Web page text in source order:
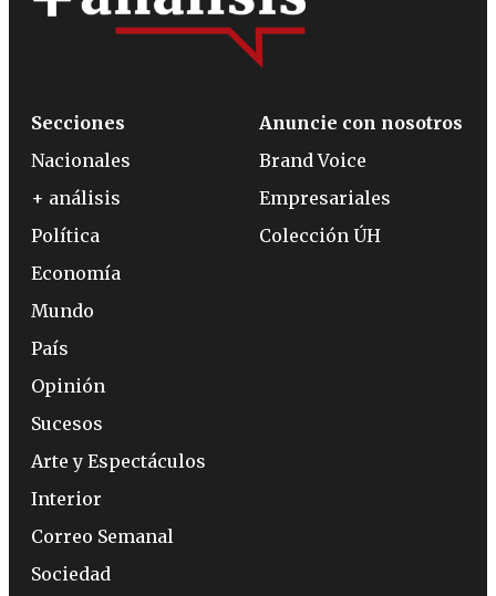
Secciones
Nacionales
+ análisis
Política
Economía
Mundo
País
Opinión
Sucesos
Arte y Espectáculos
Interior
Correo Semanal
Sociedad
Anuncie con nosotros
Brand Voice
Empresariales
Colección ÚH